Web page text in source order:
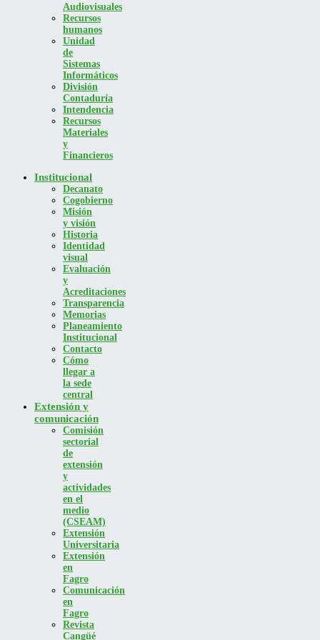
Audiovisuales
Recursos
humanos
Unidad
de
Sistemas
Informáticos
División
Contaduría
Intendencia
Recursos
Materiales
y
Financieros
Institucional
Decanato
Cogobierno
Misión
y visión
Historia
Identidad
visual
Evaluación
y
Acreditaciones
Transparencia
Memorias
Planeamiento
Institucional
Contacto
Cómo
llegar a
la sede
central
Extensión y
comunicación
Comisión
sectorial
de
extensión
y
actividades
en el
medio
(CSEAM)
Extensión
Universitaria
Extensión
en
Fagro
Comunicación
en
Fagro
Revista
Cangüé